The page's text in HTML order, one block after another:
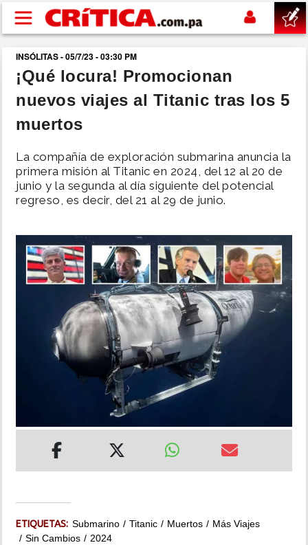
Pasar al contenido principal
buscar
SUCESOS
POLÍTICA
DEPORTES
INSÓLITAS
INSÓLITAS - 05/7/23 - 03:30 PM
¡Qué locura! Promocionan
nuevos viajes al Titanic tras los 5
muertos
La compañía de exploración submarina anuncia la
primera misión al Titanic en 2024, del 12 al 20 de
junio y la segunda al día siguiente del potencial
regreso, es decir, del 21 al 29 de junio.
ETIQUETAS: Submarino Titanic Muertos
Más Viajes
Sin Cambios
2024